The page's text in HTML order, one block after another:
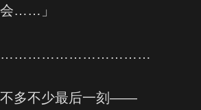
会……」
多不少最后一刻——